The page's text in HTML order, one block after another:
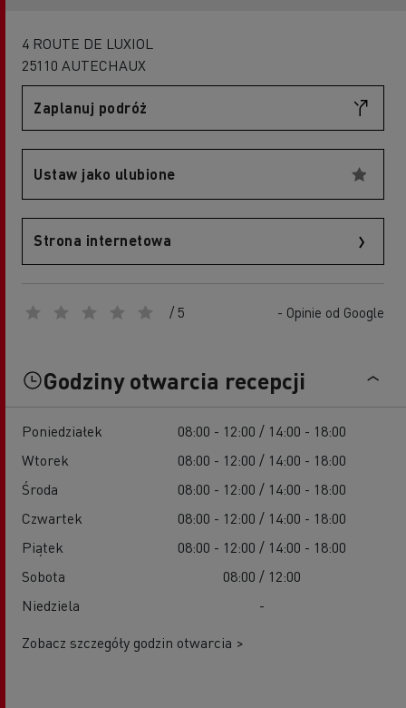
4 ROUTE DE LUXIOL
25110 AUTECHAUX
Zaplanuj podróż
Ustaw jako ulubione
Strona internetowa
/ 5 - Opinie od Google
Godziny otwarcia recepcji
Poniedziałek
08:00 - 12:00 / 14:00 - 18:00
Wtorek
08:00 - 12:00 / 14:00 - 18:00
Środa
08:00 - 12:00 / 14:00 - 18:00
Czwartek
08:00 - 12:00 / 14:00 - 18:00
Piątek
08:00 - 12:00 / 14:00 - 18:00
Sobota
08:00 / 12:00
Niedziela
-
Zobacz szczegóły godzin otwarcia >